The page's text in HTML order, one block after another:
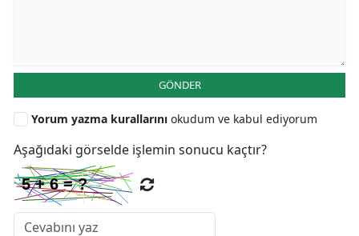
GÖNDER
Yorum yazma kurallarını okudum ve kabul ediyorum
Aşağıdaki görselde işlemin sonucu kaçtır?